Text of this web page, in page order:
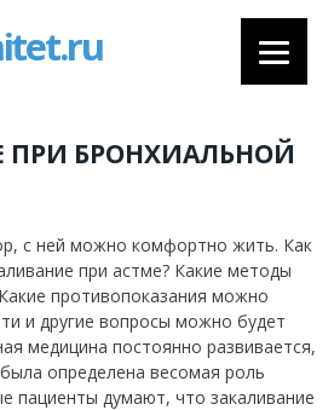
ПРИ БРОНХИАЛЬНОЙ
с ней можно комфортно жить. Как
при астме? Какие методы
противопоказания можно
и другие вопросы можно будет
медицина постоянно развивается,
определена весомая роль
пациенты думают, что закаливание